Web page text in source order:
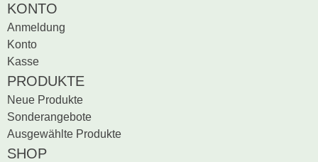
Produktrezensionen.
Sei der erste, der
Bewertung schreiben
KONTO
Anmeldung
Konto
Kasse
PRODUKTE
Neue Produkte
Sonderangebote
Ausgewählte Produkte
SHOP